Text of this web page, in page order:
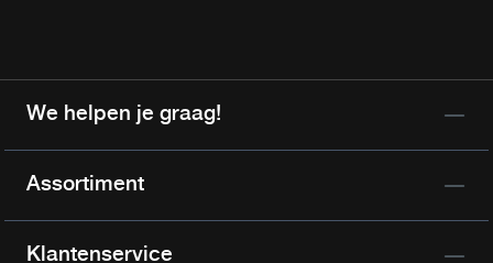
We helpen je graag!
Assortiment
Klantenservice